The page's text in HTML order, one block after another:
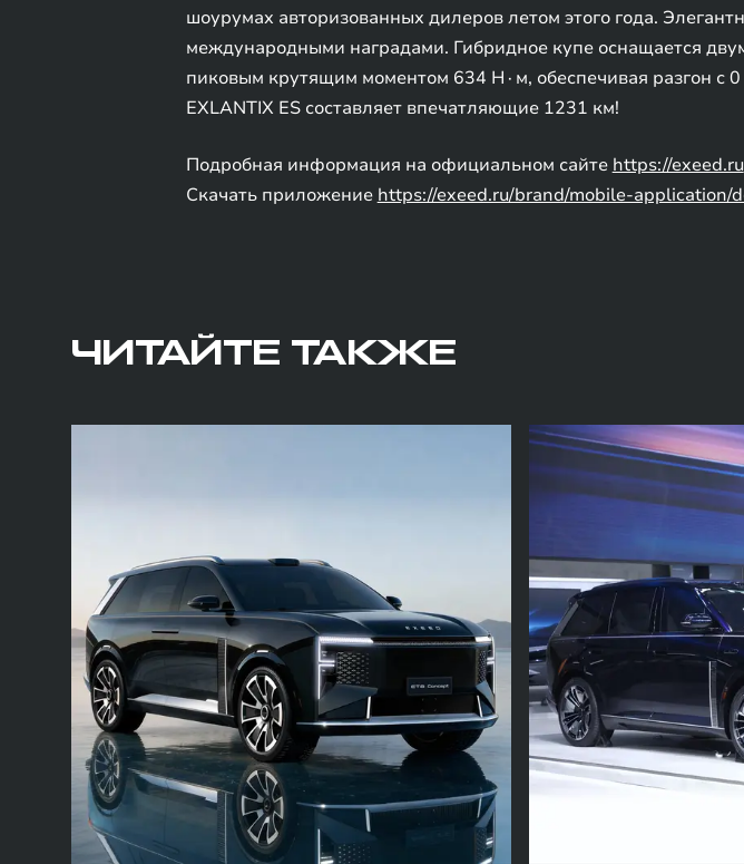
шоурумах авторизованных дилеров летом этого года.
международными наградами. Гибридное купе оснащается
пиковым крутящим моментом 634 Н∙м, обеспечивая разгон с
EXLANTIX ES составляет впечатляющие 1231 км!
Подробная информация на официальном сайте https://exeed.ru
Скачать приложение https://exeed.ru/brand/mobile-application/
ЧИТАЙТЕ ТАКЖЕ